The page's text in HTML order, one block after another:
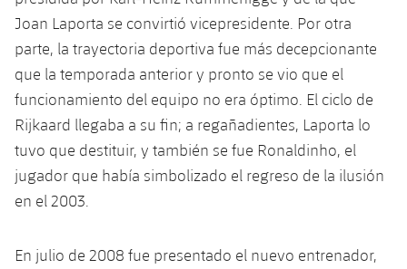
Joan Laporta se convirtió vicepresidente. Por otra
parte, la trayectoria deportiva fue más decepcionante
que la temporada anterior y pronto se vio que el
funcionamiento del equipo no era óptimo. El ciclo de
Rijkaard llegaba a su fin; a regañadientes, Laporta lo
tuvo que destituir, y también se fue Ronaldinho, el
jugador que había simbolizado el regreso de la ilusión
en el 2003.
En julio de 2008 fue presentado el nuevo entrenador,